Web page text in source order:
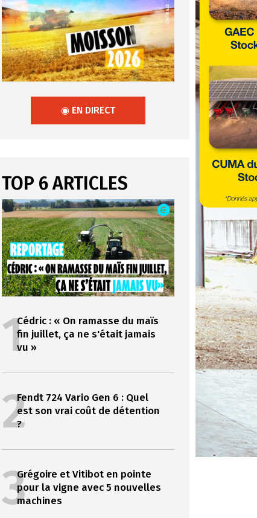
◉ EN DIRECT
TOP 6 ARTICLES
1Cédric : « On ramasse du maïs
fin juillet, ça ne s'était jamais
vu »
2Fendt 724 Vario Gen 6 : Quel
est son vrai coût de détention
?
3Grégoire et Vitibot en pointe
pour la vigne avec 5 nouvelles
machines